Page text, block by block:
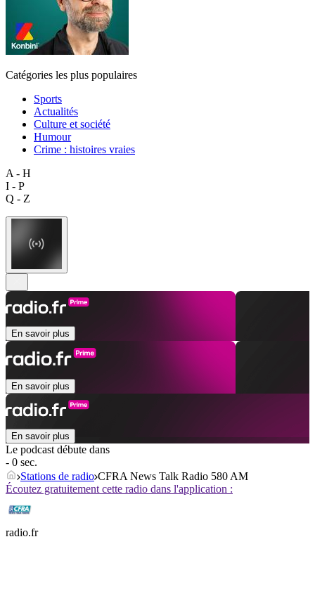
Catégories les plus populaires
Sports
Actualités
Culture et société
Humour
Crime : histoires vraies
A - H
I - P
Q - Z
En savoir plus
En savoir plus
En savoir plus
Le podcast débute dans
- 0 sec.
Stations de radio CFRA News Talk Radio 580 AM
Écoutez gratuitement cette radio dans l'application :
radio.fr